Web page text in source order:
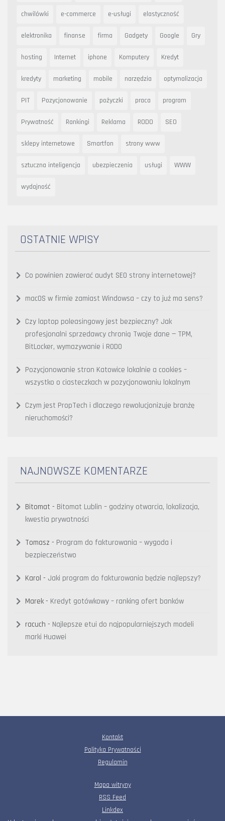
chwilówki e-commerce e-usługi elastyczność
elektronika finanse firma Gadgety Google Gry
hosting Internet iphone Komputery Kredyt
kredyty marketing mobile narzędzia optymalizacja
PIT Pozycjonowanie pożyczki praca program
Prywatność Rankingi Reklama RODO SEO
sklepy internetowe Smartfon strony www
sztuczna inteligencja ubezpieczenia usługi WWW
wydajność
OSTATNIE WPISY
Co powinien zawierać audyt SEO strony internetowej?
macOS w firmie zamiast Windowsa – czy to już ma sens?
Czy laptop poleasingowy jest bezpieczny? Jak
profesjonalni sprzedawcy chronią Twoje dane — TPM,
BitLocker, wymazywanie i RODO
Pozycjonowanie stron Katowice lokalnie a cookies –
wszystko o ciasteczkach w pozycjonowaniu lokalnym
Czym jest PropTech i dlaczego rewolucjonizuje branżę
nieruchomości?
NAJNOWSZE KOMENTARZE
Bitomat - Bitomat Lublin – godziny otwarcia, lokalizacja,
kwestia prywatności
Tomasz - Program do fakturowania – wygoda i
bezpieczeństwo
Karol - Jaki program do fakturowania będzie najlepszy?
Marek - Kredyt gotówkowy – ranking ofert banków
racuch - Najlepsze etui do najpopularniejszych modeli
marki Huawei
Kontakt
Polityka Prywatności
Regulamin
Mapa witryny
RSS Feed
Linkdex